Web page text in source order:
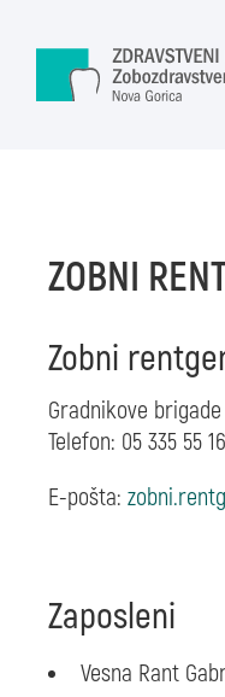
ZOBNI
Zobni
Gradnikove
Telefon: 05 335 55 16
E-pošta:
Zaposleni
Vesna Rant